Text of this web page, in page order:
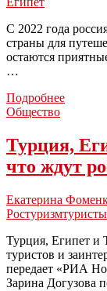
С 2022 года
страны для
остаются
…
Подробнее
о
Турции
и
Египту
Общество
Турция,
что ждут
Екатерина
Ростуризмтуристы
Турция, Египет и
туристов и
передает «РИА
Зарина Догузова